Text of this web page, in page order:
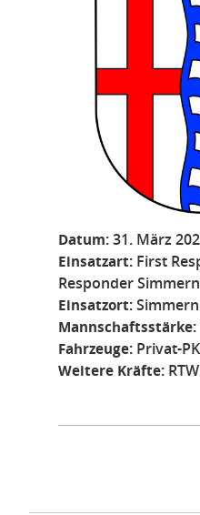
Datum:31. März
Einsatzart: First
Responder Simmern
Einsatzort:Simmern
Mannschaftsstärke:
Fahrzeuge: Privat-
Weitere Kräfte: